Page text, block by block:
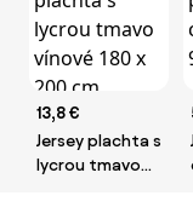
13,8 €
Jersey plachta s
lycrou tmavo